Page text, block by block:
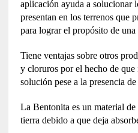
aplicación ayuda a solucionar
presentan en los terrenos que
para lograr el propósito de una
Tiene ventajas sobre otros
y cloruros por el hecho de que
solución pese a la presencia
La Bentonita es un material
tierra debido a que deja